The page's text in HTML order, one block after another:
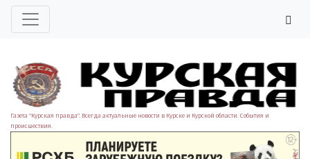
Газета "Курская правда". Всегда актуальные новости в Курске и Курской области. События и
происшествия.